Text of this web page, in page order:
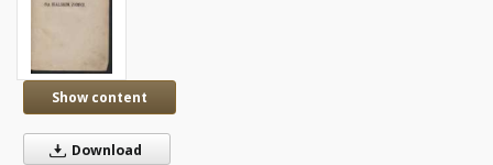
Show content
Download